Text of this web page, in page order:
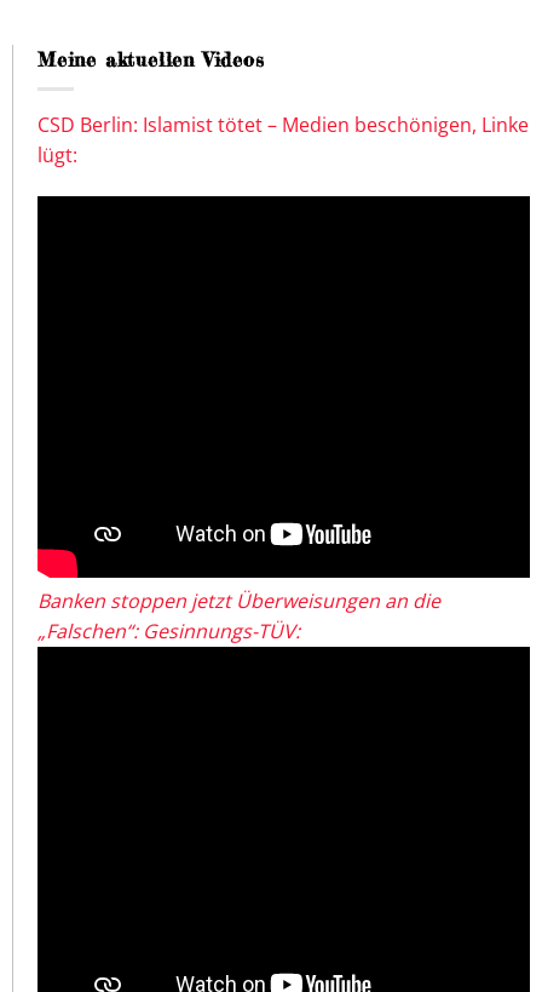
Meine aktuellen Videos
CSD Berlin: Islamist tötet – Medien beschönigen, Linke
lügt:
Banken stoppen jetzt Überweisungen an die
„Falschen“: Gesinnungs-TÜV: